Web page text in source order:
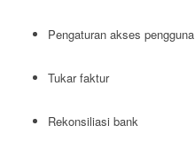
Pengaturan akses pengguna
Tukar faktur
Rekonsiliasi bank